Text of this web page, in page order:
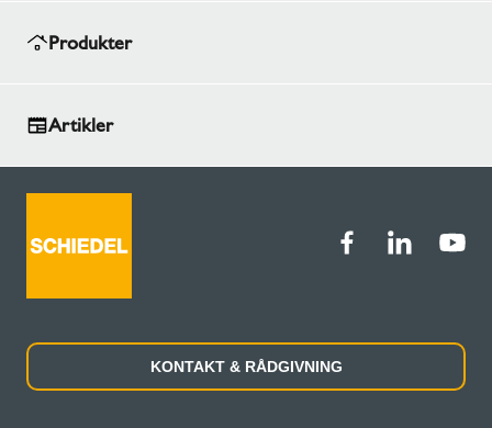
Produkter
Artikler
KONTAKT & RÅDGIVNING